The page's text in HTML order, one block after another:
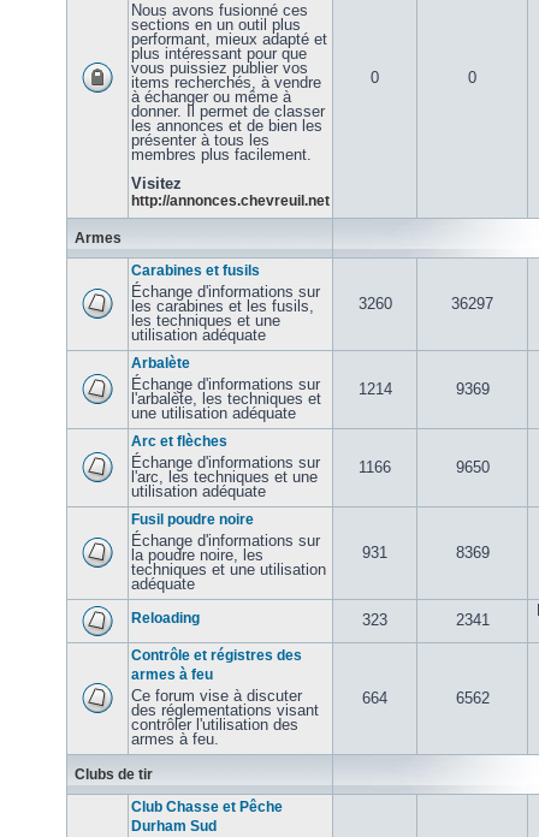
Nous avons fusionné ces
sections en un outil plus
performant, mieux adapté et
plus intéressant pour que
vous puissiez publier vos
items recherchés, à vendre
à échanger ou même à
donner. Il permet de classer
les annonces et de bien les
présenter à tous les
membres plus facilement.
Visitez
http://annonces.chevreuil.net
0 0
Armes
Carabines et fusils
Échange d'informations sur
les carabines et les fusils,
les techniques et une
utilisation adéquate
3260 36297
Arbalète
Échange d'informations sur
l'arbalète, les techniques et
une utilisation adéquate
1214 9369
Arc et flèches
Échange d'informations sur
l'arc, les techniques et une
utilisation adéquate
1166 9650
Fusil poudre noire
Échange d'informations sur
la poudre noire, les
techniques et une utilisation
adéquate
931 8369
Reloading 323 2341
Contrôle et régistres des
armes à feu
Ce forum vise à discuter
des réglementations visant
contrôler l'utilisation des
armes à feu.
664 6562
Clubs de tir
Club Chasse et Pêche
Durham Sud